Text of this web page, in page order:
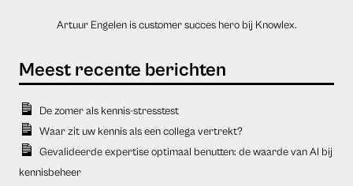
Artuur Engelen is customer succes hero bij Knowlex.
De zomer als kennis-stresstest
Waar zit uw kennis als een collega vertrekt?
Gevalideerde expertise optimaal benutten: de waarde van AI bij
kennisbeheer